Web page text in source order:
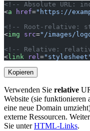
<!-- Absolute URL:
<a href="https://
<!-- Root-relative:
<img src="/images/
<!-- Relative:
< link rel=
Kopieren
Verwenden Sie relative
Website (sie funktionieren
eine neue Domain
externe Ressourcen.
Sie unterHTML-Links.